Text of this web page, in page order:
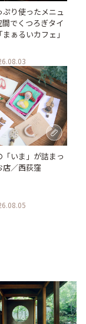
り使ったメニュ
でくつろぎタイ
ぁるいカフェ」
「いま」が詰まっ
店／西荻窪